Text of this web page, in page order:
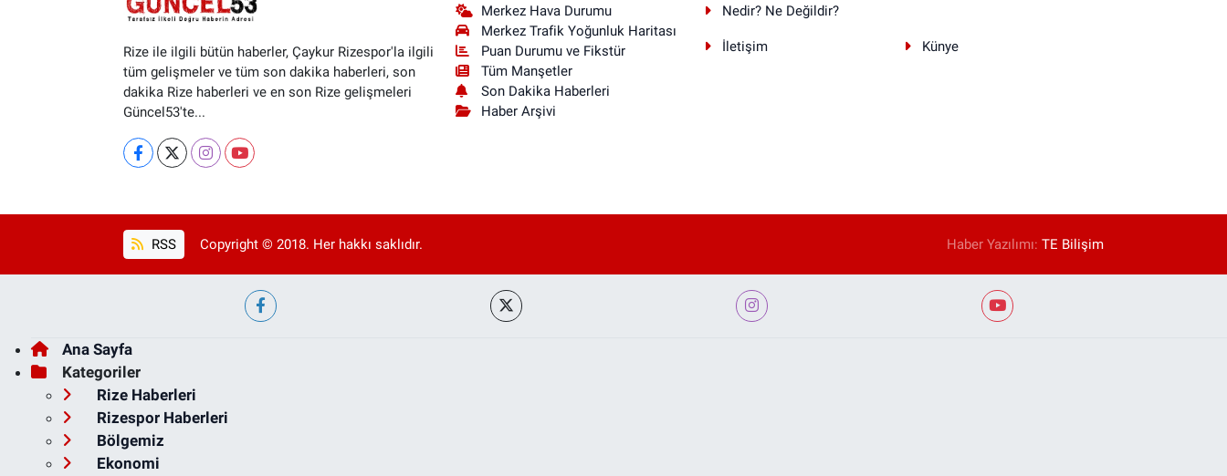
Rize ile ilgili bütün haberler, Çaykur Rizespor'la ilgili
tüm gelişmeler ve tüm son dakika haberleri, son
dakika Rize haberleri ve en son Rize gelişmeleri
Güncel53'te...
Merkez Hava Durumu
Merkez Trafik Yoğunluk Haritası
Puan Durumu ve Fikstür
Tüm Manşetler
Son Dakika Haberleri
Haber Arşivi
Nedir? Ne Değildir?
İletişim Künye
RSS Copyright © 2018. Her hakkı saklıdır. Haber Yazılımı:TE Bilişim
Ana Sayfa
Kategoriler
Rize Haberleri
Rizespor Haberleri
Bölgemiz
Ekonomi